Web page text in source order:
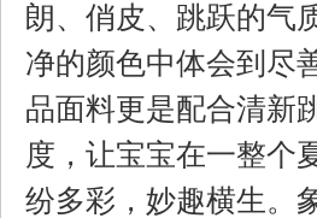
朗、俏皮、跳跃的气
净的颜色中体会到尽
品面料更是配合清新
度，让宝宝在一整个
纷多彩，妙趣横生。